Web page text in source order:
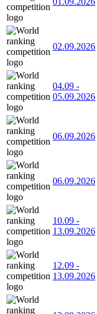
02.09.2026
04.09 -
05.09.2026
06.09.2026
06.09.2026
10.09 -
13.09.2026
12.09 -
13.09.2026